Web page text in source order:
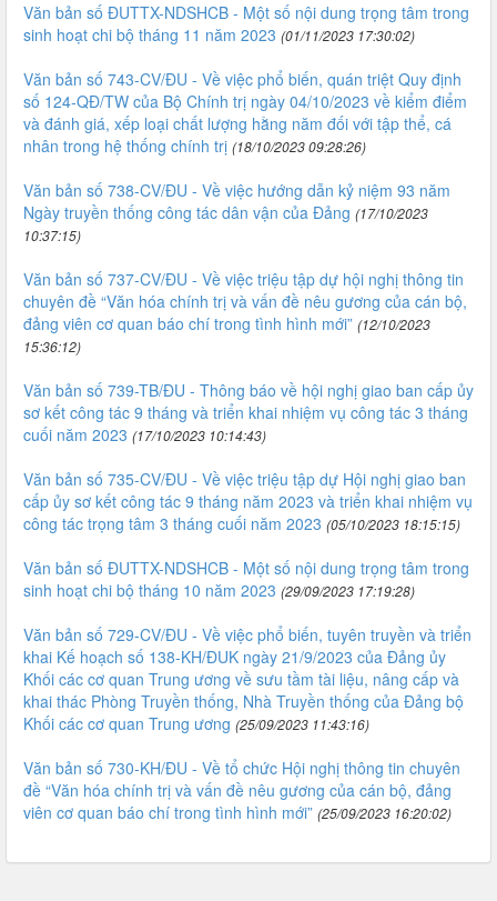
Văn bản số ĐUTTX-NDSHCB - Một số nội dung trọng tâm trong
sinh hoạt chi bộ tháng 11 năm 2023 (01/11/2023 17:30:02)
Văn bản số 743-CV/ĐU - Về việc phổ biến, quán triệt Quy định
số 124-QĐ/TW của Bộ Chính trị ngày 04/10/2023 về kiểm điểm
và đánh giá, xếp loại chất lượng hằng năm đối với tập thể, cá
nhân trong hệ thống chính trị (18/10/2023 09:28:26)
Văn bản số 738-CV/ĐU - Về việc hướng dẫn kỷ niệm 93 năm
Ngày truyền thống công tác dân vận của Đảng (17/10/2023
10:37:15)
Văn bản số 737-CV/ĐU - Về việc triệu tập dự hội nghị thông tin
chuyên đề “Văn hóa chính trị và vấn đề nêu gương của cán bộ,
đảng viên cơ quan báo chí trong tình hình mới” (12/10/2023
15:36:12)
Văn bản số 739-TB/ĐU - Thông báo về hội nghị giao ban cấp ủy
sơ kết công tác 9 tháng và triển khai nhiệm vụ công tác 3 tháng
cuối năm 2023 (17/10/2023 10:14:43)
Văn bản số 735-CV/ĐU - Về việc triệu tập dự Hội nghị giao ban
cấp ủy sơ kết công tác 9 tháng năm 2023 và triển khai nhiệm vụ
công tác trọng tâm 3 tháng cuối năm 2023 (05/10/2023 18:15:15)
Văn bản số ĐUTTX-NDSHCB - Một số nội dung trọng tâm trong
sinh hoạt chi bộ tháng 10 năm 2023 (29/09/2023 17:19:28)
Văn bản số 729-CV/ĐU - Về việc phổ biến, tuyên truyền và triển
khai Kế hoạch số 138-KH/ĐUK ngày 21/9/2023 của Đảng ủy
Khối các cơ quan Trung ương về sưu tầm tài liệu, nâng cấp và
khai thác Phòng Truyền thống, Nhà Truyền thống của Đảng bộ
Khối các cơ quan Trung ương (25/09/2023 11:43:16)
Văn bản số 730-KH/ĐU - Về tổ chức Hội nghị thông tin chuyên
đề “Văn hóa chính trị và vấn đề nêu gương của cán bộ, đảng
viên cơ quan báo chí trong tình hình mới” (25/09/2023 16:20:02)